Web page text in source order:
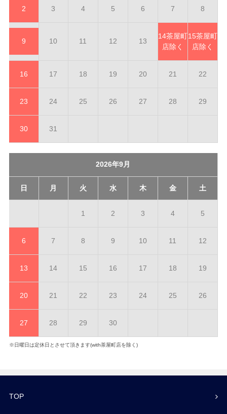
2 3 4 5 6 7 8
9 10 11 12 13
14茶屋町
店除く
15茶屋町
店除く
16 17 18 19 20 21 22
23 24 25 26 27 28 29
30 31
2026年9月
日 月 火 水 木 金 土
1 2 3 4 5
6 7 8 9 10 11 12
13 14 15 16 17 18 19
20 21 22 23 24 25 26
27 28 29 30
※日曜日は定休日とさせて頂きます(with茶屋町店を除く)
TOP